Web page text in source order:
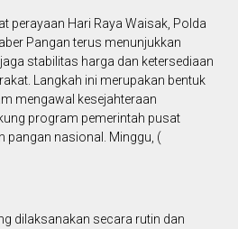
perayaan Hari Raya Waisak, Polda
Pangan terus menunjukkan
stabilitas harga dan ketersediaan
Langkah ini merupakan bentuk
mengawal kesejahteraan
program pemerintah pusat
pangan nasional. Minggu, (
dilaksanakan secara rutin dan